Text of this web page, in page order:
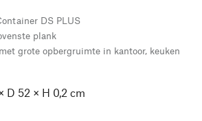
DS PLUS
plank
grote opbergruimte in kantoor, keuken
D 52 × H 0,2 cm